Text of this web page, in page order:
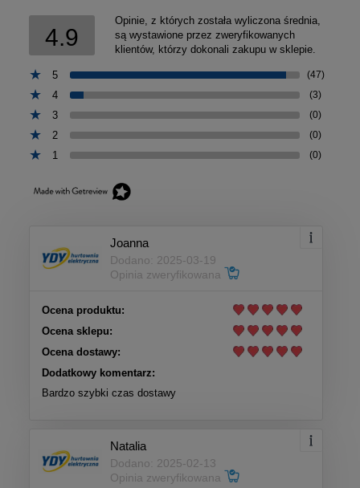
4.9
Opinie, z których została wyliczona średnia,
są wystawione przez zweryfikowanych
klientów, którzy dokonali zakupu w sklepie.
5 (47)
4 (3)
3 (0)
2 (0)
1 (0)
Joanna
Dodano: 2025-03-19
Opinia zweryfikowana
Ocena produktu:
Ocena sklepu:
Ocena dostawy:
Dodatkowy komentarz:
Bardzo szybki czas dostawy
Natalia
Dodano: 2025-02-13
Opinia zweryfikowana